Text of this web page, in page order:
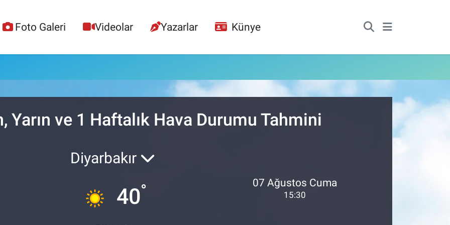
Foto Galeri Videolar Yazarlar Künye
Yarın ve 1 Haftalık Hava Durumu Tahmini
Diyarbakır
40° 07 Ağustos Cuma
15:30